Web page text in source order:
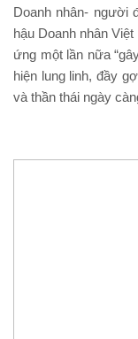
Doanh nhân- người
hậu Doanh nhân
ứng một lần nữa
hiện lung linh, đầy
và thần thái ngày